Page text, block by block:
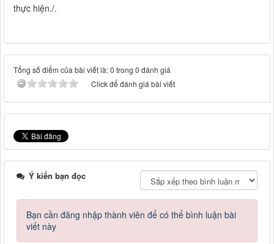
thực hiện./.
Tổng số điểm của bài viết là: 0 trong 0 đánh giá
Click để đánh giá bài viết
Ý kiến bạn đọc
Bạn cần đăng nhập thành viên để có thể bình luận bài
viết này